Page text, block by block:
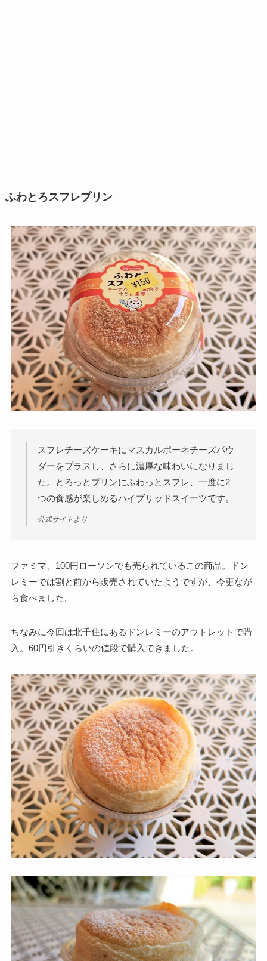
ふわとろスフレプリン
スフレチーズケーキにマスカルポーネチーズパウ
ダーをプラスし、さらに濃厚な味わいになりまし
た。とろっとプリンにふわっとスフレ、一度に2
つの食感が楽しめるハイブリッドスイーツです。
公式サイトより
ファミマ、100円ローソンでも売られているこの商品。ドン
レミーでは割と前から販売されていたようですが、今更なが
ら食べました。
ちなみに今回は北千住にあるドンレミーのアウトレットで購
入。60円引きくらいの値段で購入できました。